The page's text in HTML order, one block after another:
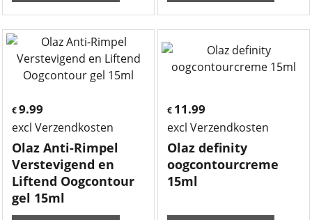
€ 9.99
excl Verzendkosten
Olaz Anti-Rimpel
Verstevigend en
Liftend Oogcontour
gel 15ml
€ 11.99
excl Verzendkosten
Olaz definity
oogcontourcreme
15ml